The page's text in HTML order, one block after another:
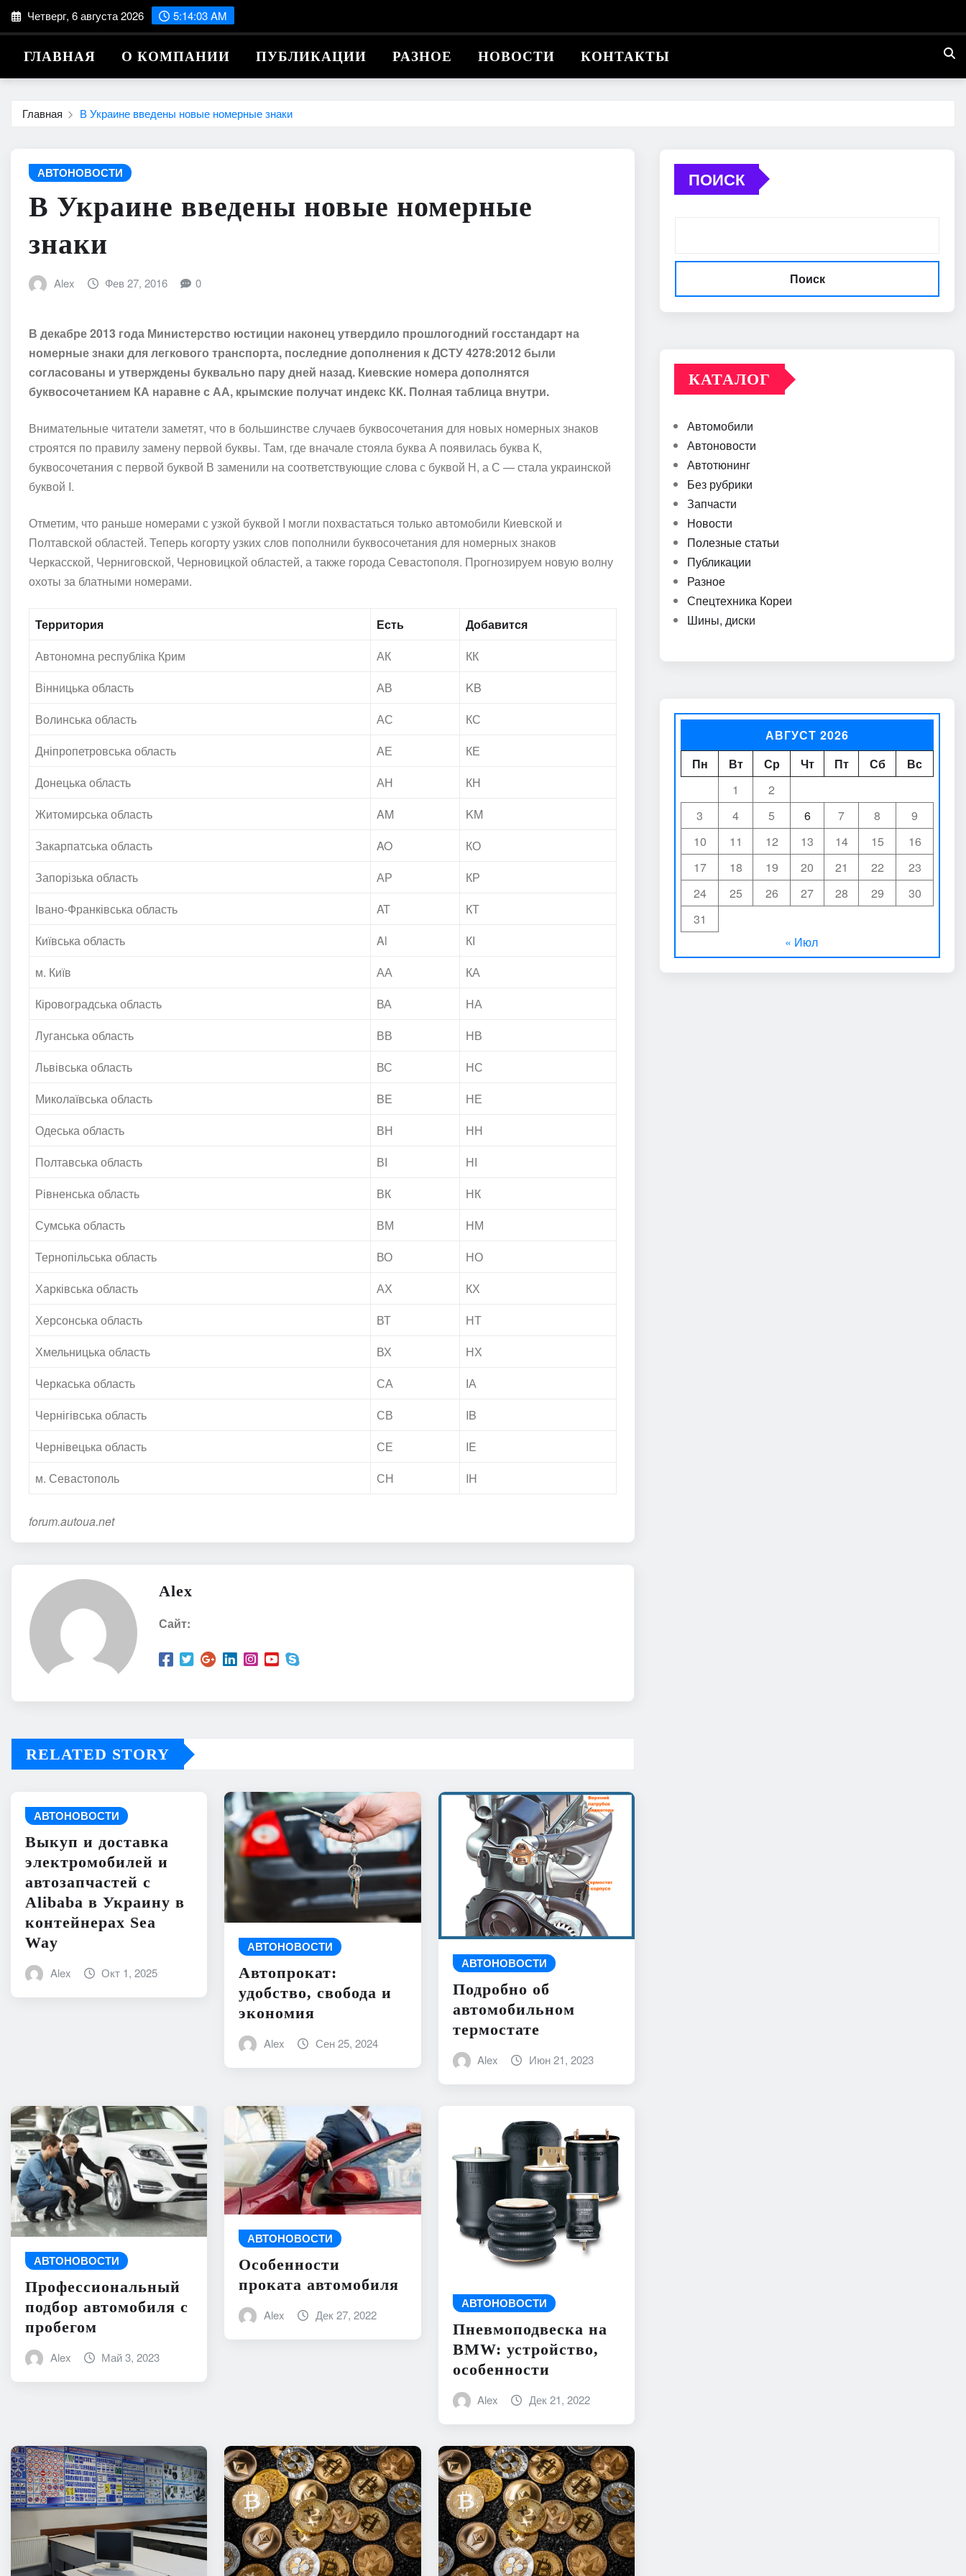
Перейти
к
содержимому
Четверг, 6 августа 2026 5:14:04 AM
ГЛАВНАЯ О КОМПАНИИ ПУБЛИКАЦИИ РАЗНОЕ НОВОСТИ КОНТАКТЫ
Главная В Украине введены новые номерные знаки
АВТОНОВОСТИ
В Украине введены новые номерные
знаки
Alex Фев 27, 2016 0
В декабре 2013 года Министерство юстиции наконец утвердило прошлогодний госстандарт на
номерные знаки для легкового транспорта, последние дополнения к ДСТУ 4278:2012 были
согласованы и утверждены буквально пару дней назад. Киевские номера дополнятся
буквосочетанием КА наравне с АА, крымские получат индекс КК. Полная таблица внутри.
Внимательные читатели заметят, что в большинстве случаев буквосочетания для новых номерных знаков
строятся по правилу замену первой буквы. Там, где вначале стояла буква А появилась буква К,
буквосочетания с первой буквой В заменили на соответствующие слова с буквой Н, а С — стала украинской
буквой I.
Отметим, что раньше номерами с узкой буквой I могли похвастаться только автомобили Киевской и
Полтавской областей. Теперь когорту узких слов пополнили буквосочетания для номерных знаков
Черкасской, Черниговской, Черновицкой областей, а также города Севастополя. Прогнозируем новую волну
охоты за блатными номерами.
Территория Есть
Добавится
Автономна республіка Крим
АК
КК
Вінницька область
АВ
KB
Волинська область
АС
КС
Дніпропетровська область
АЕ
КЕ
Донецька область
АН
КН
Житомирська область
AM
KM
Закарпатська область
AO
КО
Запорізька область
АР
КР
Івано-Франківська область
AT
КТ
Київська область
Al
КІ
м. Київ
АА
КА
Кіровоградська область
ВА
НА
Луганська область
ВВ
НВ
Львівська область
ВС
НС
Миколаївська область
BE
НЕ
Одеська область
ВН
НН
Полтавська область
ВІ
НІ
Рівненська область
ВК
НК
Сумська область
ВМ
НМ
Тернопільська область
ВО
НО
Харківська область
АХ
КХ
Херсонська область
ВТ
НТ
Хмельницька область
ВХ
НХ
Черкаська область
СА
ІА
Чернігівська область
СВ
IB
Чернівецька область
СЕ
IE
м. Севастополь
СН IH
forum.autoua.net
Alex
Сайт:
RELATED STORY
АВТОНОВОСТИ
Выкуп и доставка
электромобилей и
автозапчастей с
Alibaba в Украину в
контейнерах Sea
Way
Alex Окт 1, 2025
АВТОНОВОСТИ
Автопрокат:
удобство, свобода и
экономия
Alex Сен 25, 2024
АВТОНОВОСТИ
Подробно об
автомобильном
термостате
Alex Июн 21, 2023
АВТОНОВОСТИ
Профессиональный
подбор автомобиля с
пробегом
Alex Май 3, 2023
АВТОНОВОСТИ
Особенности
проката автомобиля
Alex Дек 27, 2022
АВТОНОВОСТИ
Пневмоподвеска на
BMW: устройство,
особенности
Alex Дек 21, 2022
ПОИСК
Поиск
КАТАЛОГ
Автомобили
Автоновости
Автотюнинг
Без рубрики
Запчасти
Новости
Полезные статьи
Публикации
Разное
Спецтехника Кореи
Шины, диски
АВГУСТ 2026
Пн
Вт Ср Чт Пт Сб
Вс
1
2
3
4 5 6 7 8
9
10
11 12 13 14 15
16
17
18 19 20 21 22
23
24
25 26 27 28 29
30
31
« Июл